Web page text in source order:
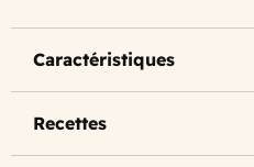
Caractéristiques
Recettes